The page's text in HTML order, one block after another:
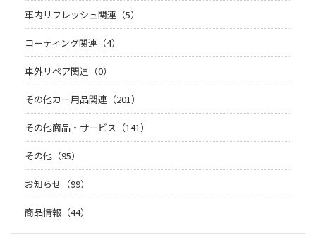
車内リフレッシュ関連（5）
コーティング関連（4）
車外リペア関連（0）
その他カー用品関連（201）
その他商品・サービス（141）
その他（95）
お知らせ（99）
商品情報（44）